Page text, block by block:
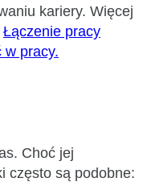
kariery. Więcej
Łączenie pracy
w pracy.
Choć jej
często są podobne: